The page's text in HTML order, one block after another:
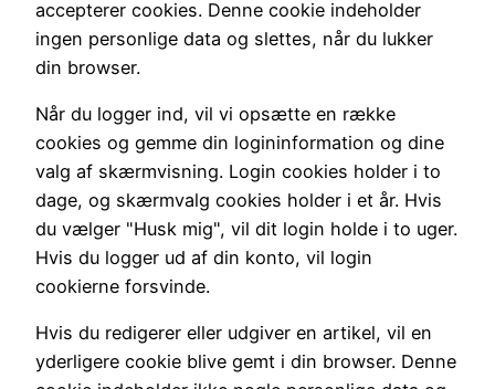
accepterer cookies. Denne cookie indeholder
ingen personlige data og slettes, når du lukker
din browser.
Når du logger ind, vil vi opsætte en række
cookies og gemme din logininformation og dine
valg af skærmvisning. Login cookies holder i to
dage, og skærmvalg cookies holder i et år. Hvis
du vælger "Husk mig", vil dit login holde i to uger.
Hvis du logger ud af din konto, vil login
cookierne forsvinde.
Hvis du redigerer eller udgiver en artikel, vil en
yderligere cookie blive gemt i din browser. Denne